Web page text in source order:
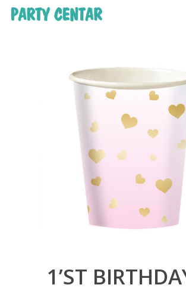
Hit enter to search or ESC to close
1’ST